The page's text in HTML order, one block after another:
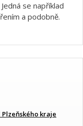
se například
a podobně.
Plzeňského kraje